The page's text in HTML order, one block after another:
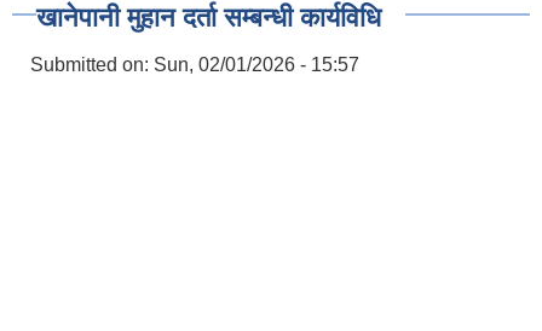
खानेपानी मुहान दर्ता सम्बन्धी कार्यविधि
Submitted on: Sun, 02/01/2026 - 15:57